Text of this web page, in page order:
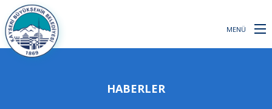
MENÜ
HABERLER